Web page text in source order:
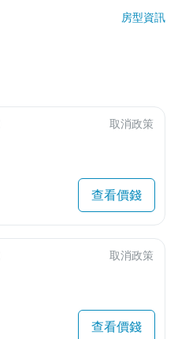
房型資訊
取消政策
查看價錢
取消政策
查看價錢